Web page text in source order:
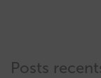
Posts